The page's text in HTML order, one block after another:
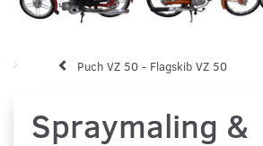
Puch VZ 50 - Flagskib VZ 50
Spraymaling &